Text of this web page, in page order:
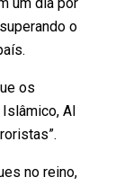
o
os
Al
no reino,